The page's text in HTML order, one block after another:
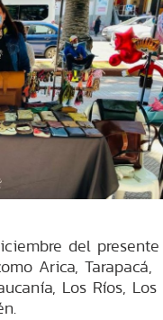
del presente
Arica, Tarapacá,
Los Ríos, Los